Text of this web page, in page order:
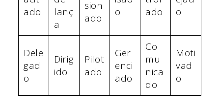
ado
lanç
a
sion
ado
o
ado
o
Dele
gad
o
Dirig
ido
Pilot
ado
Ger
enci
ado
Co
mu
nica
do
Moti
vad
o